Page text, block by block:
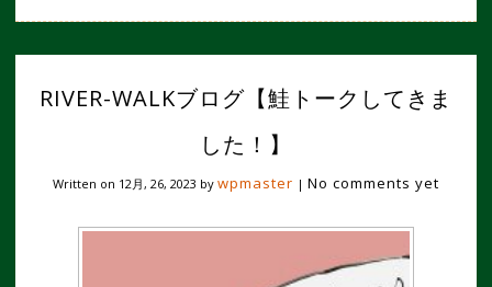
RIVER-WALKブログ【鮭トークしてきま
した！】
Written on 12月, 26, 2023 by wpmaster | No comments yet